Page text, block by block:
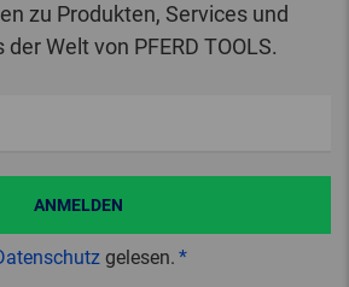
zu Produkten, Services und
Welt von PFERD TOOLS.
gelesen.
ANMELDEN